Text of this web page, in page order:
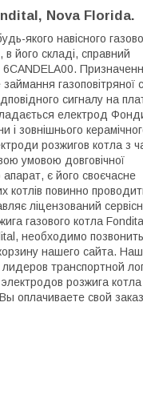
Nova Florida.
якого навісного
в його складі, справний
6CANDELA00.
газоповітряної
сигналу на
електрод
зовнішнього
розжигов котла з
умовою довговічної
апарат, є його своєчасне
котлів повинно
ліцензований
газового котла Fondital
, необходимо
нашего сайта.
транспортной
розжига
оплачиваете свой